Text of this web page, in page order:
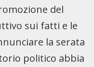
del
sui fatti e le
la serata
politico abbia